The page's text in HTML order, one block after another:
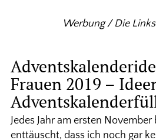
Werbung / Die
Frauen 2019 –
Jedes Jahr am ersten
enttäuscht, dass ich noch gar